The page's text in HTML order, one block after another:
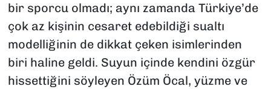
bir sporcu olmadı; aynı zamanda Türkiye’de
çok az kişinin cesaret edebildiği sualtı
modelliğinin de dikkat çeken isimlerinden
biri haline geldi. Suyun içinde kendini özgür
hissettiğini söyleyen Özüm Öcal, yüzme ve